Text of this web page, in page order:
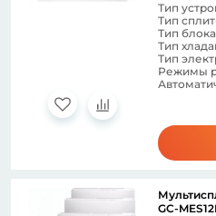
Тип
Тип
Тип
Тип
Тип
Режимы
GC-